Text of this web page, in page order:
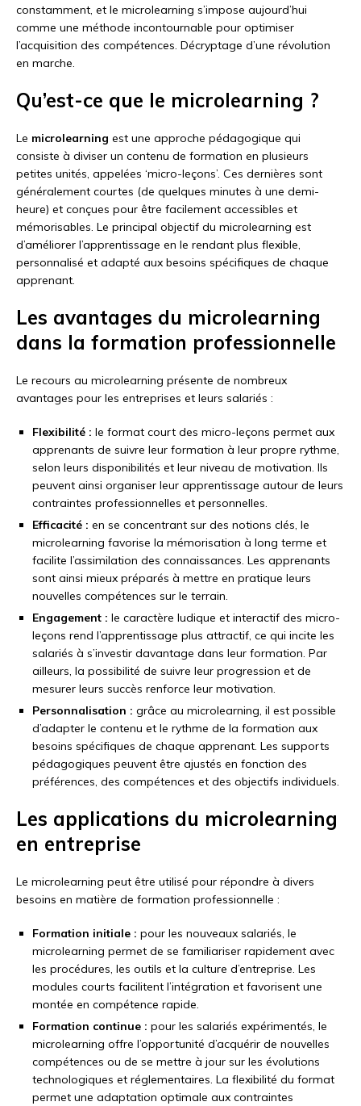
constamment, et le microlearning s’impose aujourd’hui
comme une méthode incontournable pour optimiser
l’acquisition des compétences. Décryptage d’une révolution
en marche.
Qu’est-ce que le microlearning ?
Le microlearning est une approche pédagogique qui
consiste à diviser un contenu de formation en plusieurs
petites unités, appelées ‘micro-leçons’. Ces dernières sont
généralement courtes (de quelques minutes à une demi-
heure) et conçues pour être facilement accessibles et
mémorisables. Le principal objectif du microlearning est
d’améliorer l’apprentissage en le rendant plus flexible,
personnalisé et adapté aux besoins spécifiques de chaque
apprenant.
Les avantages du microlearning
dans la formation professionnelle
Le recours au microlearning présente de nombreux
avantages pour les entreprises et leurs salariés :
Flexibilité : le format court des micro-leçons permet aux
apprenants de suivre leur formation à leur propre rythme,
selon leurs disponibilités et leur niveau de motivation. Ils
peuvent ainsi organiser leur apprentissage autour de leurs
contraintes professionnelles et personnelles.
Efficacité : en se concentrant sur des notions clés, le
microlearning favorise la mémorisation à long terme et
facilite l’assimilation des connaissances. Les apprenants
sont ainsi mieux préparés à mettre en pratique leurs
nouvelles compétences sur le terrain.
Engagement : le caractère ludique et interactif des micro-
leçons rend l’apprentissage plus attractif, ce qui incite les
salariés à s’investir davantage dans leur formation. Par
ailleurs, la possibilité de suivre leur progression et de
mesurer leurs succès renforce leur motivation.
Personnalisation : grâce au microlearning, il est possible
d’adapter le contenu et le rythme de la formation aux
besoins spécifiques de chaque apprenant. Les supports
pédagogiques peuvent être ajustés en fonction des
préférences, des compétences et des objectifs individuels.
Les applications du microlearning
en entreprise
Le microlearning peut être utilisé pour répondre à divers
besoins en matière de formation professionnelle :
Formation initiale : pour les nouveaux salariés, le
microlearning permet de se familiariser rapidement avec
les procédures, les outils et la culture d’entreprise. Les
modules courts facilitent l’intégration et favorisent une
montée en compétence rapide.
Formation continue : pour les salariés expérimentés, le
microlearning offre l’opportunité d’acquérir de nouvelles
compétences ou de se mettre à jour sur les évolutions
technologiques et réglementaires. La flexibilité du format
permet une adaptation optimale aux contraintes